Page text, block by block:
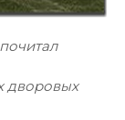
дворовых